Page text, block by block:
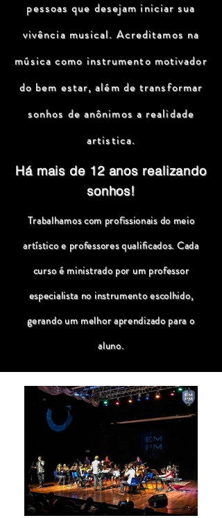
pessoas que desejam iniciar sua
vivência musical. Acreditamos na
música como instrumento motivador
do bem estar, além de transformar
sonhos de anônimos a realidade
artistica.
Há mais de 12 anos realizando
sonhos!
Trabalhamos com profissionais do meio
artístico e professores qualificados. Cada
curso é ministrado por um professor
especialista no instrumento escolhido,
gerando um melhor aprendizado para o
aluno.